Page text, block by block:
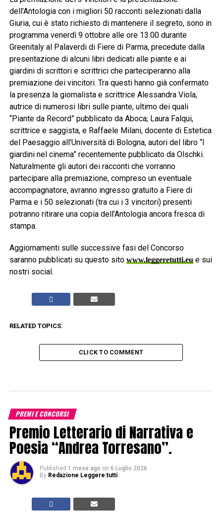
dell’Antologia con i migliori 50 racconti selezionati dalla
Giuria, cui è stato richiesto di mantenere il segreto, sono in
programma venerdì 9 ottobre alle ore 13.00 durante
Greenitaly al Palaverdi di Fiere di Parma, precedute dalla
presentazione di alcuni libri dedicati alle piante e ai
giardini di scrittori e scrittrici che parteciperanno alla
premiazione dei vincitori. Tra questi hanno già confermato
la presenza la giornalista e scrittrice Alessandra Viola,
autrice di numerosi libri sulle piante, ultimo dei quali
“Piante da Record” pubblicato da Aboca; Laura Falqui,
scrittrice e saggista, e Raffaele Milani, docente di Estetica
del Paesaggio all’Università di Bologna, autori del libro “I
giardini nel cinema” recentemente pubblicato da Olschki.
Naturalmente gli autori dei racconti che vorranno
partecipare alla premiazione, compreso un eventuale
accompagnatore, avranno ingresso gratuito a Fiere di
Parma e i 50 selezionati (tra cui i 3 vincitori) presenti
potranno ritirare una copia dell’Antologia ancora fresca di
stampa.
Aggiornamenti sulle successive fasi del Concorso
saranno pubblicati su questo sito www.leggeretutti.eue sui
nostri social.
RELATED TOPICS:
CLICK TO COMMENT
PREMI E CONCORSI
Premio Letterario di Narrativa e
Poesia “Andrea Torresano”.
Published 1 mese ago on 6 Luglio 2026
By Redazione Leggere:tutti